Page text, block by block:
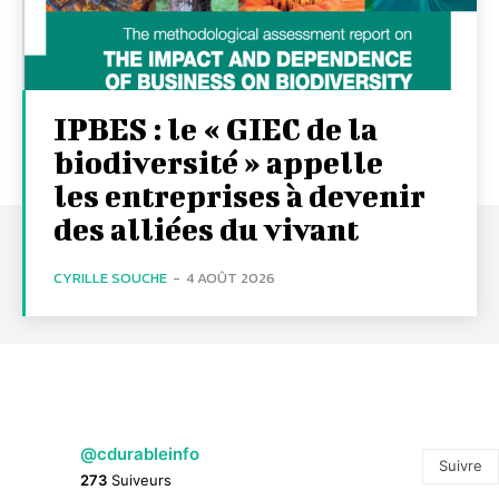
IPBES : le « GIEC de la
biodiversité » appelle
les entreprises à devenir
des alliées du vivant
CYRILLE SOUCHE - 4 AOÛT 2026
@cdurableinfo
273 Suiveurs
Suivre